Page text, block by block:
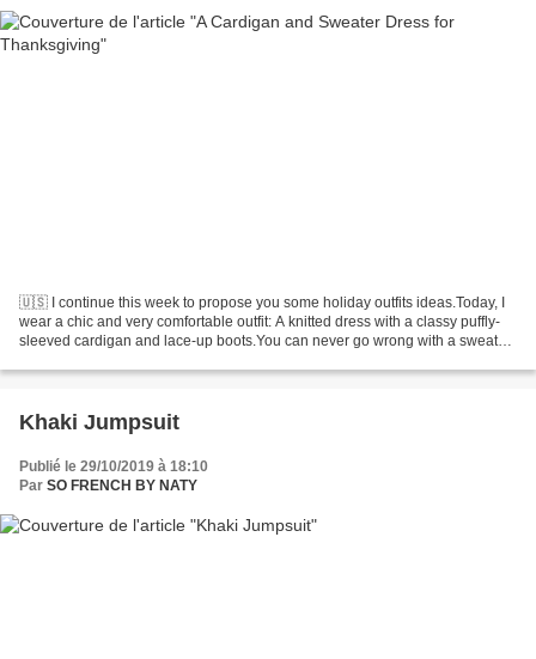
🇺🇸 I continue this week to propose you some holiday outfits ideas.Today, I
wear a chic and very comfortable outfit: A knitted dress with a classy puffly-
sleeved cardigan and lace-up boots.You can never go wrong with a sweater
Khaki Jumpsuit
Publié le 29/10/2019 à 18:10
Par SO FRENCH BY NATY